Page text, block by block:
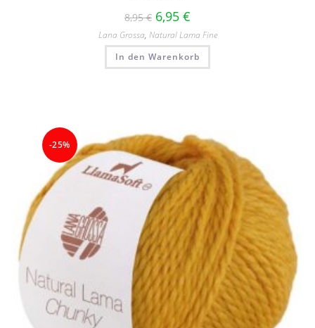
8,95€ 6,95 €
Lana Grossa, Natural Lama Fine
In den Warenkorb
-25%